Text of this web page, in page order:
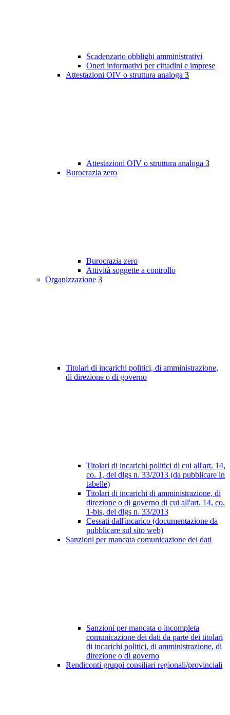
Scadenzario obblighi amministrativi
Oneri informativi per cittadini e imprese
Attestazioni OIV o struttura analoga 3
Attestazioni OIV o struttura analoga 3
Burocrazia zero
Burocrazia zero
Attività soggette a controllo
Organizzazione 3
Titolari di incarichi politici, di amministrazione,
di direzione o di governo
Titolari di incarichi politici di cui all'art. 14,
co. 1, del dlgs n. 33/2013 (da pubblicare in
tabelle)
Titolari di incarichi di amministrazione, di
direzione o di governo di cui all'art. 14, co.
1-bis, del dlgs n. 33/2013
Cessati dall'incarico (documentazione da
pubblicare sul sito web)
Sanzioni per mancata comunicazione dei dati
Sanzioni per mancata o incompleta
comunicazione dei dati da parte dei titolari
di incarichi politici, di amministrazione, di
direzione o di governo
Rendiconti gruppi consiliari regionali/provinciali